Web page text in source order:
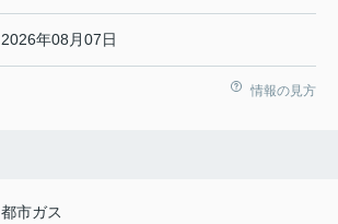
2026年08月07日
情報の見方
都市ガス